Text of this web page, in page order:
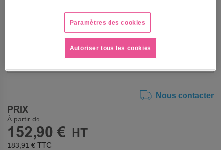
Nous contacter
PRIX
À partir de
152,90 €
183,91 €
Paramètres des cookies
Autoriser tous les cookies